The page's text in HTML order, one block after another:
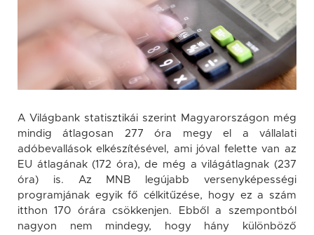
A Világbank statisztikái szerint Magyarországon még
mindig átlagosan 277 óra megy el a vállalati
adóbevallások elkészítésével, ami jóval felette van az
EU átlagának (172 óra), de még a világátlagnak (237
óra) is. Az MNB legújabb versenyképességi
programjának egyik fő célkitűzése, hogy ez a szám
itthon 170 órára csökkenjen. Ebből a szempontból
nagyon nem mindegy, hogy hány különböző